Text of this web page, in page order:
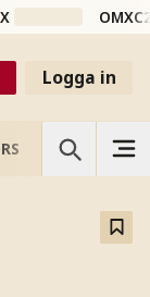
Logga in
VETENSKAP